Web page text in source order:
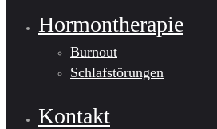
Hormontherapie
Burnout
Schlafstörungen
Kontakt